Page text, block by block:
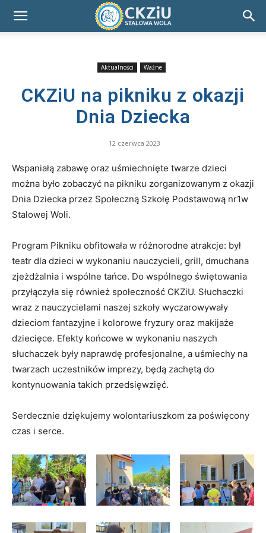
Aktualności Ważne
CKZiU na pikniku z okazji
Dnia Dziecka
12 czerwca 2023
Wspaniałą zabawę oraz uśmiechnięte twarze dzieci
można było zobaczyć na pikniku zorganizowanym z okazji
Dnia Dziecka przez Społeczną Szkołę Podstawową nr1w
Stalowej Woli.
Program Pikniku obfitowała w różnorodne atrakcje: był
teatr dla dzieci w wykonaniu nauczycieli, grill, dmuchana
zjeżdżalnia i wspólne tańce. Do wspólnego świętowania
przyłączyła się również społeczność CKZiU. Słuchaczki
wraz z nauczycielami naszej szkoły wyczarowywały
dzieciom fantazyjne i kolorowe fryzury oraz makijaże
dziecięce. Efekty końcowe w wykonaniu naszych
słuchaczek były naprawdę profesjonalne, a uśmiechy na
twarzach uczestników imprezy, będą zachętą do
kontynuowania takich przedsięwzięć.
Serdecznie dziękujemy wolontariuszkom za poświęcony
czas i serce.